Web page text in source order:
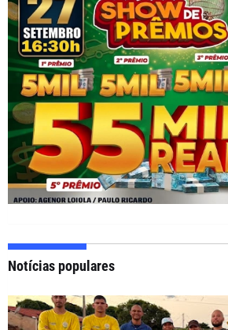
Notícias populares